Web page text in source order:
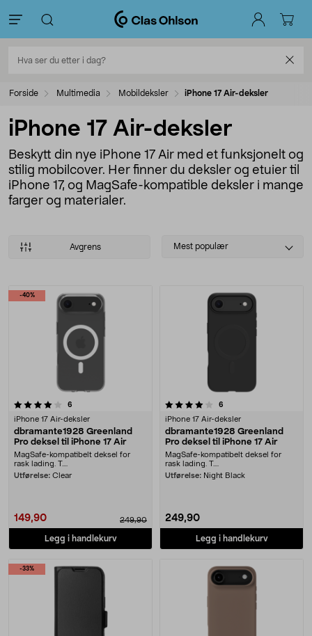
Forside Multimedia Mobildeksler iPhone 17 Air-deksler
iPhone 17 Air-deksler
Beskytt din nye iPhone 17 Air med et funksjonelt og
stilig mobilcover. Her finner du deksler og etuier til
iPhone 17, og MagSafe-kompatible deksler i mange
farger og materialer.
Avgrens
Select
Mest populær
Produkter
-40%
6
iPhone 17 Air-deksler
dbramante1928 Greenland
Pro deksel til iPhone 17 Air
MagSafe-kompatibelt deksel for
rask lading. T....
Utførelse: Clear
149,90 249,90
Legg i handlekurv
4.0 av 5 stjerner 6
iPhone 17 Air-deksler
dbramante1928 Greenland
Pro deksel til iPhone 17 Air
MagSafe-kompatibelt deksel for
rask lading. T....
Utførelse: Night Black
249,90
Legg i handlekurv
-33%